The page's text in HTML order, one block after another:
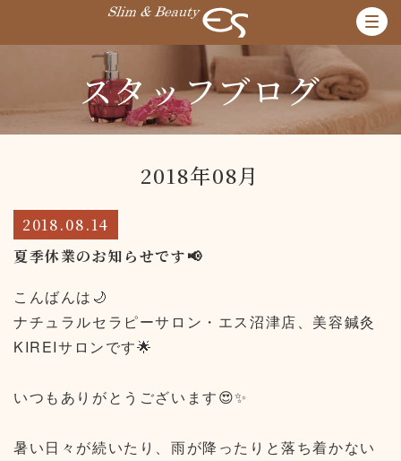
スタッフブログ
2018年08月
2018.08.14
夏季休業のお知らせです📢
こんばんは🌙
ナチュラルセラピーサロン・エス沼津店、美容鍼灸
KIREIサロンです🌟
いつもありがとうございます😍✨
暑い日々が続いたり、雨が降ったりと落ち着かない